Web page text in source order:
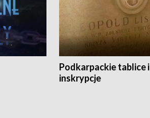
Podkarpackie tablice i
inskrypcje